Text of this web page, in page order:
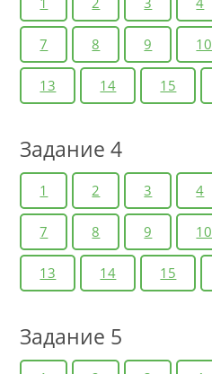
7 8 9 10
13 14 15
Задание 4
1 2 3 4
7 8 9 10
13 14 15
Задание 5